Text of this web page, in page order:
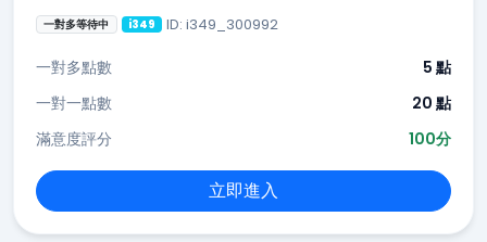
一對多等待中 i349 ID: i349_300992
一對多點數
5 點
一對一點數
20 點
滿意度評分
100分
立即進入